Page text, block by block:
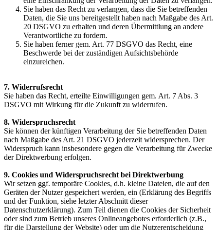
Sie haben das Recht zu verlangen, dass die Sie betreffenden
Daten, die Sie uns bereitgestellt haben nach Maßgabe des Art.
20 DSGVO zu erhalten und deren Übermittlung an andere
Verantwortliche zu fordern.
Sie haben ferner gem. Art. 77 DSGVO das Recht, eine
Beschwerde bei der zuständigen Aufsichtsbehörde
einzureichen.
7. Widerrufsrecht
Sie haben das Recht, erteilte Einwilligungen gem. Art. 7 Abs. 3
DSGVO mit Wirkung für die Zukunft zu widerrufen.
8. Widerspruchsrecht
Sie können der künftigen Verarbeitung der Sie betreffenden Daten
nach Maßgabe des Art. 21 DSGVO jederzeit widersprechen. Der
Widerspruch kann insbesondere gegen die Verarbeitung für Zwecke
der Direktwerbung erfolgen.
9. Cookies und Widerspruchsrecht bei Direktwerbung
Wir setzen ggf. temporäre Cookies, d.h. kleine Dateien, die auf den
Geräten der Nutzer gespeichert werden, ein (Erklärung des Begriffs
und der Funktion, siehe letzter Abschnitt dieser
Datenschutzerklärung). Zum Teil dienen die Cookies der Sicherheit
oder sind zum Betrieb unseres Onlineangebotes erforderlich (z.B.,
für die Darstellung der Website) oder um die Nutzerentscheidung